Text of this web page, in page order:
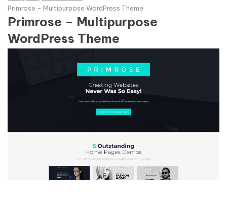
Primrose - Multipurpose WordPress Theme
Primrose – Multipurpose
WordPress Theme